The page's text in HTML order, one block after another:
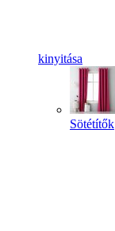
kinyitása
Sötétítők